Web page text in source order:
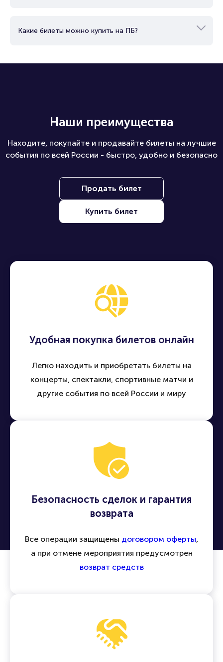
Какие билеты можно купить на ПБ?
Наши преимущества
Находите, покупайте и продавайте билеты на лучшие
события по всей России - быстро, удобно и безопасно
Продать билет
Купить билет
Удобная покупка билетов онлайн
Легко находить и приобретать билеты на
концерты, спектакли, спортивные матчи и
другие события по всей России и миру
Безопасность сделок и гарантия
возврата
Все операции защищены договором оферты,
а при отмене мероприятия предусмотрен
возврат средств